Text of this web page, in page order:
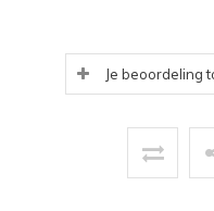
Je beoordeling